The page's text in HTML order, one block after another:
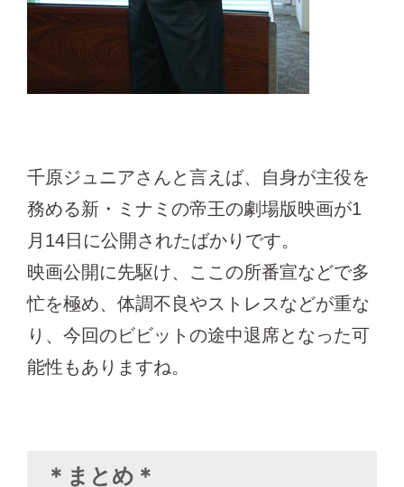
千原ジュニアさんと言えば、自身が主役を
務める新・ミナミの帝王の劇場版映画が1
月14日に公開されたばかりです。
映画公開に先駆け、ここの所番宣などで多
忙を極め、体調不良やストレスなどが重な
り、今回のビビットの途中退席となった可
能性もありますね。
＊まとめ＊